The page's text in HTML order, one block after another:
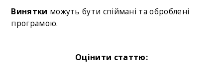
Винятки можуть бути спіймані та оброблені
програмою.
Оцінити статтю: